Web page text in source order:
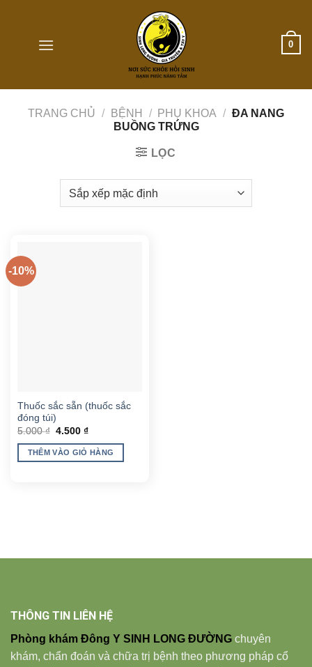
0
TRANG CHỦ / BỆNH / PHỤ KHOA / ĐA NANG
BUỒNG TRỨNG
LỌC
-10%
Thuốc sắc sẵn (thuốc sắc
đóng túi)
5.000₫ Giá
là:
5.000 ₫.
4.500 ₫Giá
tại
là:
THÊM VÀO GIỎ HÀNG
THÔNG TIN LIÊN HỆ
Phòng khám Đông Y SINH LONG ĐƯỜNG chuyên
khám, chẩn đoán và chữa trị bệnh theo phương pháp cổ